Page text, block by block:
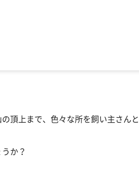
頂上まで、色々な所を飼い主さん
か？